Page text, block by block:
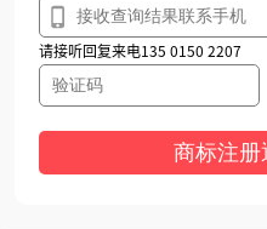
请接听回复来电135 0150 2207
商标注册